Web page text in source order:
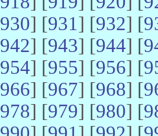
930] [931] [932] [
942] [943] [944] [
954] [955] [956] [
966] [967] [968] [
978] [979] [980] [